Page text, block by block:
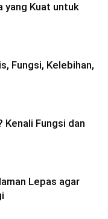
yang Kuat untuk
Fungsi, Kelebihan,
Kenali Fungsi dan
Lepas agar